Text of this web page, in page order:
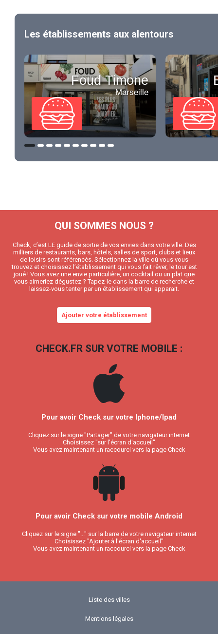
Les établissements aux alentours
Foud Timone
Marseille
QUI SOMMES NOUS ?
Check, c’est LE guide de sortie de vos envies dans votre ville. Des
milliers de restaurants, bars, hôtels, salles de sport, clubs et lieux
de loisirs sont référencés. Sélectionnez la ville où vous vous
trouvez et choisissez l’établissement qui vous fait rêver, le tour est
joué ! Vous avez une envie particulière, un cocktail ou un plat que
vous aimeriez dégustez ? Tapez-le dans la barre de recherche et
laissez-vous tenter par un établissement qui apparait.
Ajouter votre établissement
CHECK.FR SUR VOTRE MOBILE :
Pour avoir Check sur votre Iphone/Ipad
Cliquez sur le signe "Partager" de votre navigateur internet
Choisissez "sur l'écran d'accueil"
Vous avez maintenant un raccourci vers la page Check
Pour avoir Check sur votre mobile Android
Cliquez sur le signe "..." sur la barre de votre navigateur internet
Choisissez "Ajouter à l'écran d'accueil"
Vous avez maintenant un raccourci vers la page Check
Liste des villes
Mentions légales